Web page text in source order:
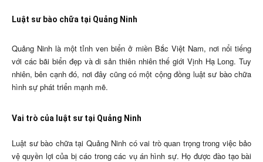
Luật sư bào chữa tại Quảng Ninh
Quảng Ninh là một tỉnh ven biển ở miền Bắc Việt Nam, nơi nổi tiếng
với các bãi biển đẹp và di sản thiên nhiên thế giới Vịnh Hạ Long. Tuy
nhiên, bên cạnh đó, nơi đây cũng có một cộng đồng luật sư bào chữa
hình sự phát triển mạnh mẽ.
Vai trò của luật sư tại Quảng Ninh
Luật sư bào chữa tại Quảng Ninh có vai trò quan trọng trong việc bảo
vệ quyền lợi của bị cáo trong các vụ án hình sự. Họ được đào tạo bài